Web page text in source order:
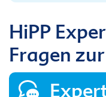
HiPP
Fragen